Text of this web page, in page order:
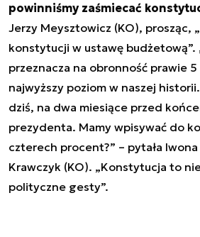
powinniśmy zaśmiecać
Jerzy Meysztowicz (KO), prosząc,
konstytucji w ustawę budżetową”.
przeznacza na obronność prawie
najwyższy poziom w naszej
dziś, na dwa miesiące przed
prezydenta. Mamy wpisywać do
czterech procent?” – pytała Iwona
Krawczyk (KO). „Konstytucja to
polityczne gesty”.